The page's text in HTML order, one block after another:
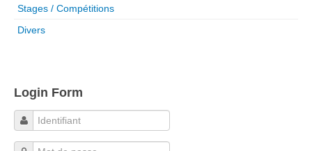
Stages / Compétitions
Divers
Login Form